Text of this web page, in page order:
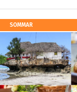
SOMMAR